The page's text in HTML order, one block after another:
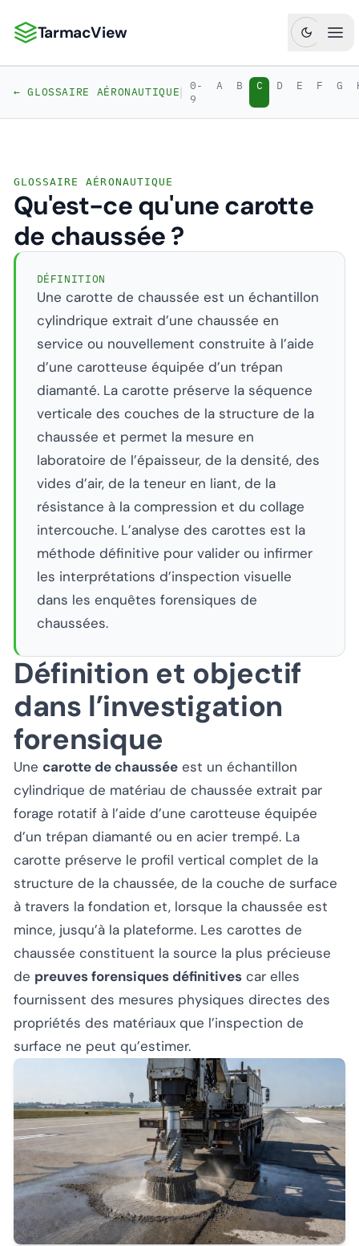
TarmacView : Analyses aéronautiques de précision
TarmacView
← GLOSSAIRE AÉRONAUTIQUE| 0-
9
A B C D E F G
GLOSSAIRE AÉRONAUTIQUE
Qu'est-ce qu'une carotte
de chaussée ?
DÉFINITION
Une carotte de chaussée est un échantillon
cylindrique extrait d’une chaussée en
service ou nouvellement construite à l’aide
d’une carotteuse équipée d’un trépan
diamanté. La carotte préserve la séquence
verticale des couches de la structure de la
chaussée et permet la mesure en
laboratoire de l’épaisseur, de la densité, des
vides d’air, de la teneur en liant, de la
résistance à la compression et du collage
intercouche. L’analyse des carottes est la
méthode définitive pour valider ou infirmer
les interprétations d’inspection visuelle
dans les enquêtes forensiques de
chaussées.
Définition et objectif
dans l’investigation
forensique
Une carotte de chaussée est un échantillon
cylindrique de matériau de chaussée extrait par
forage rotatif à l’aide d’une carotteuse équipée
d’un trépan diamanté ou en acier trempé. La
carotte préserve le profil vertical complet de la
structure de la chaussée, de la couche de surface
à travers la fondation et, lorsque la chaussée est
mince, jusqu’à la plateforme. Les carottes de
chaussée constituent la source la plus précieuse
de preuves forensiques définitives car elles
fournissent des mesures physiques directes des
propriétés des matériaux que l’inspection de
surface ne peut qu’estimer.